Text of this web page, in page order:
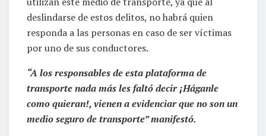
deslindarse de estos delitos, no habrá quien
responda a las personas en caso de ser víctimas
por uno de sus conductores.
“A los responsables de esta plataforma de
transporte nada más les faltó decir ¡Háganle
como quieran!, vienen a evidenciar que no son un
medio seguro de transporte” manifestó.